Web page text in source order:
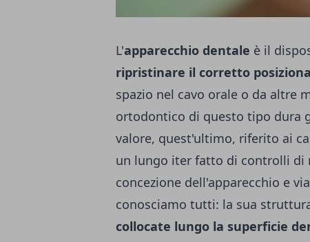
L'apparecchio dentale è il
ripristinare il corretto
spazio nel cavo orale o da altre
ortodontico di questo tipo dura
valore, quest'ultimo, riferito ai
un lungo iter fatto di controlli di
concezione dell'apparecchio e
conosciamo tutti: la sua
collocate lungo la superficie